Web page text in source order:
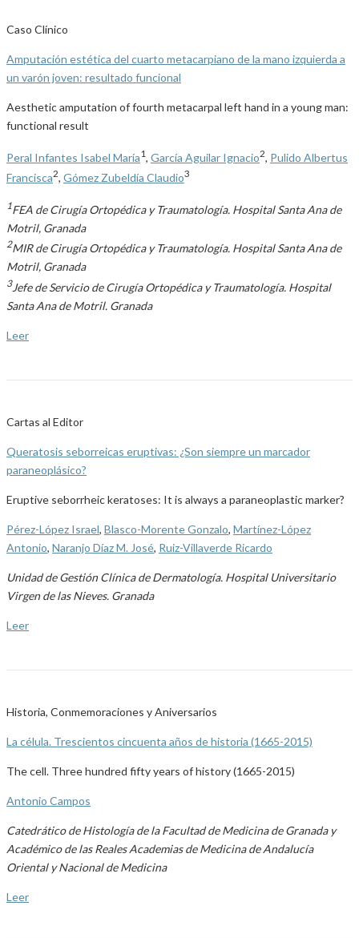
Caso Clínico
Amputación estética del cuarto metacarpiano de la mano izquierda a
un varón joven: resultado funcional
Aesthetic amputation of fourth metacarpal left hand in a young man:
functional result
Peral Infantes Isabel María1, García Aguilar Ignacio2, Pulido Albertus
Francisca2, Gómez Zubeldía Claudio3
1FEA de Cirugía Ortopédica y Traumatología. Hospital Santa Ana de
Motril, Granada
2MIR de Cirugía Ortopédica y Traumatología. Hospital Santa Ana de
Motril, Granada
3Jefe de Servicio de Cirugía Ortopédica y Traumatología. Hospital
Santa Ana de Motril. Granada
Leer
Cartas al Editor
Queratosis seborreicas eruptivas: ¿Son siempre un marcador
paraneoplásico?
Eruptive seborrheic keratoses: It is always a paraneoplastic marker?
Pérez-López Israel, Blasco-Morente Gonzalo, Martínez-López
Antonio, Naranjo Díaz M. José, Ruiz-Villaverde Ricardo
Unidad de Gestión Clínica de Dermatología. Hospital Universitario
Virgen de las Nieves. Granada
Leer
Historia, Conmemoraciones y Aniversarios
La célula. Trescientos cincuenta años de historia (1665-2015)
The cell. Three hundred fifty years of history (1665-2015)
Antonio Campos
Catedrático de Histología de la Facultad de Medicina de Granada y
Académico de las Reales Academias de Medicina de Andalucía
Oriental y Nacional de Medicina
Leer